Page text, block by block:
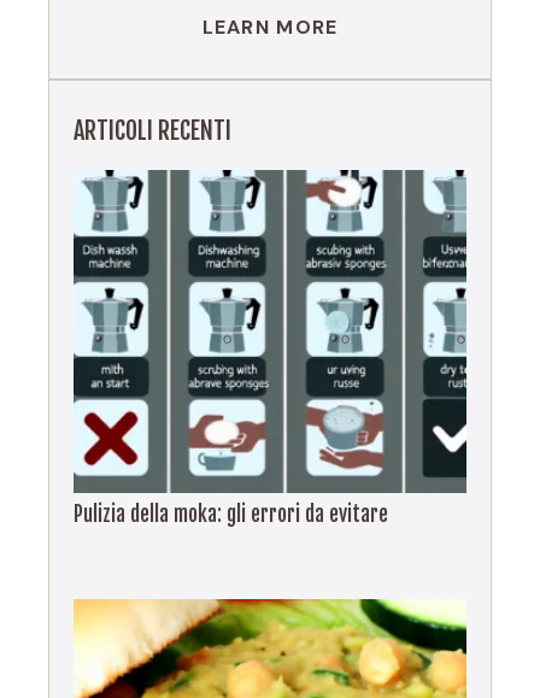
LEARN MORE
ARTICOLI RECENTI
Pulizia della moka: gli errori da evitare